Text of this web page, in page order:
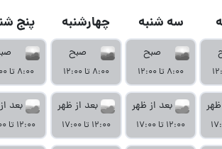
سه شنبه
صبح
۸:۰۰ تا ۱۲:۰۰
بعد از ظهر
۱۲:۰۰ تا ۱۷:۰۰
چهارشنبه
صبح
۸:۰۰ تا ۱۲:۰۰
بعد از ظهر
۱۲:۰۰ تا ۱۷:۰۰
پنج
۸:۰۰ تا ۱۲:۰۰
بعد
۱۲:۰۰ تا ۱۷:۰۰